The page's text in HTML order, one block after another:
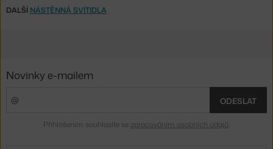
DALŠÍ NÁSTĚNNÁ SVÍTIDLA
Novinky e-mailem
ODESLAT
Přihlášením souhlasíte se zpracováním osobních údajů